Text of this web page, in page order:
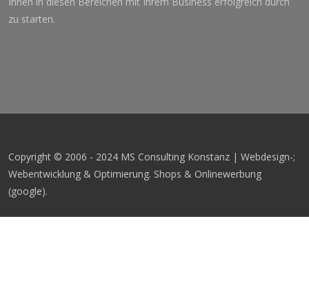
zu starten.
Copyright © 2006 - 2024 MS Consulting Konstanz | Webdesign-;
Webentwicklung & Optimierung. Shops & Onlinewerbung
(google).